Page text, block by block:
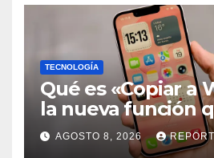
TECNOLOGÍA
Qué es «Copiar a
la nueva función
al iPhone solo
AGOSTO 8, 2026